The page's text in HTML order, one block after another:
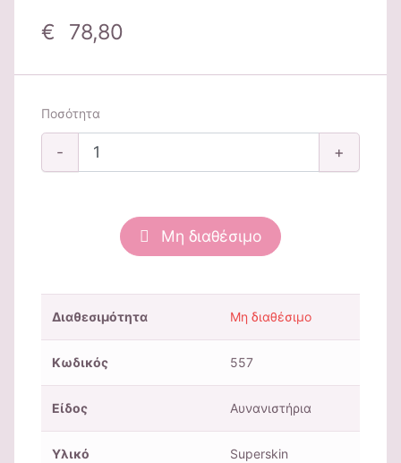
€ 78,80
Ποσότητα
- +
Μη διαθέσιμο
Διαθεσιμότητα Μη διαθέσιμο
Κωδικός 557
Είδος Αυνανιστήρια
Υλικό Superskin